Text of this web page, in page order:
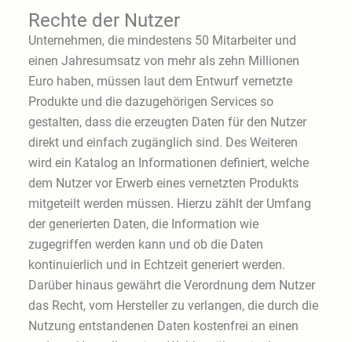
Rechte der Nutzer
Unternehmen, die mindestens 50 Mitarbeiter und
einen Jahresumsatz von mehr als zehn Millionen
Euro haben, müssen laut dem Entwurf vernetzte
Produkte und die dazugehörigen Services so
gestalten, dass die erzeugten Daten für den Nutzer
direkt und einfach zugänglich sind. Des Weiteren
wird ein Katalog an Informationen definiert, welche
dem Nutzer vor Erwerb eines vernetzten Produkts
mitgeteilt werden müssen. Hierzu zählt der Umfang
der generierten Daten, die Information wie
zugegriffen werden kann und ob die Daten
kontinuierlich und in Echtzeit generiert werden.
Darüber hinaus gewährt die Verordnung dem Nutzer
das Recht, vom Hersteller zu verlangen, die durch die
Nutzung entstandenen Daten kostenfrei an einen